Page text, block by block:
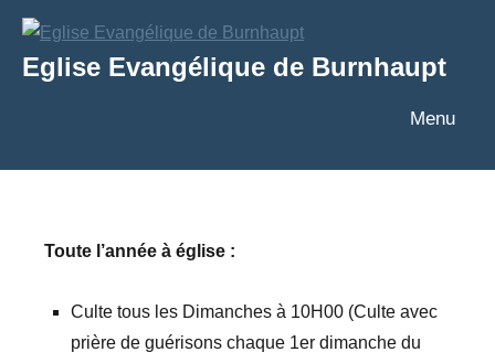
Aller
contenu
Eglise Evangélique de Burnhaupt
Texte
Menu
Toute l’année à église :
Culte tous les Dimanches à 10H00 (Culte avec
prière de guérisons chaque 1er dimanche du